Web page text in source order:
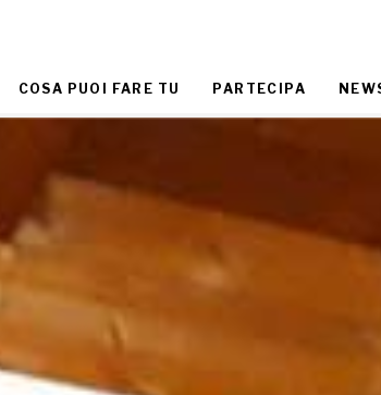
COSA PUOI FARE TU PARTECIPA